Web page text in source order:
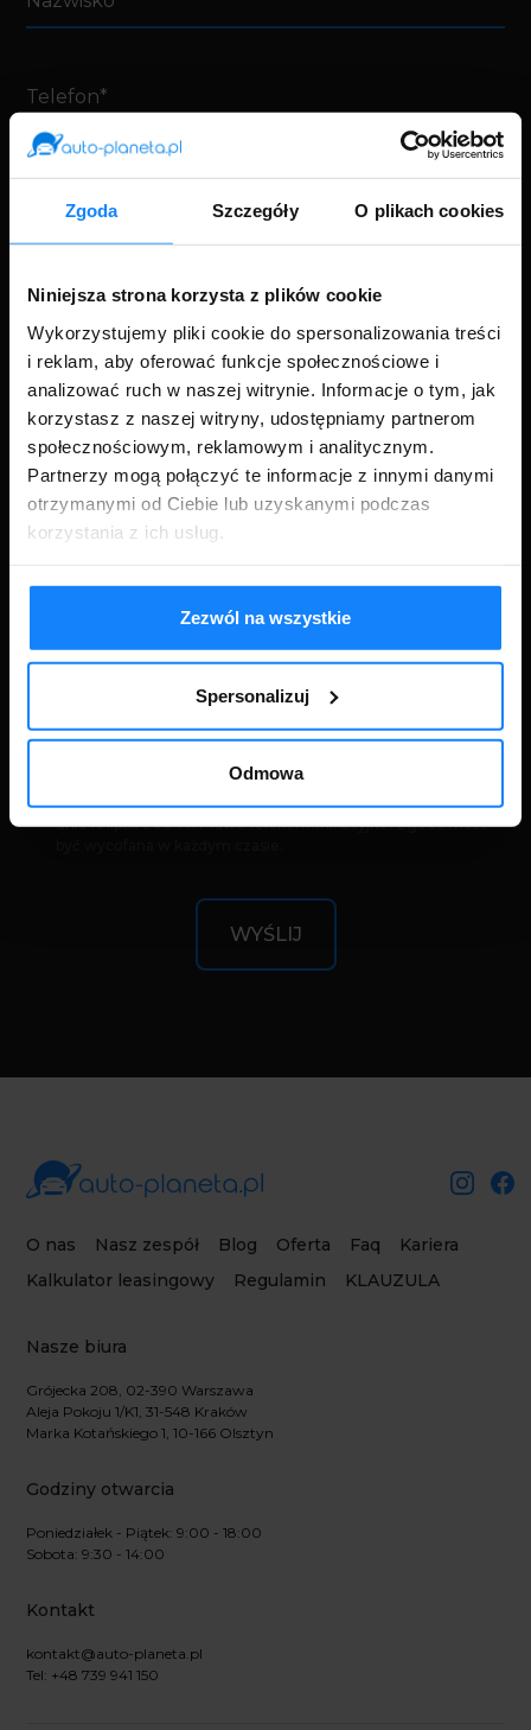
Zgoda Szczegóły O plikach cookies
Niniejsza strona korzysta z plików cookie
Wykorzystujemy pliki cookie do spersonalizowania treści
i reklam, aby oferować funkcje społecznościowe i
analizować ruch w naszej witrynie. Informacje o tym, jak
korzystasz z naszej witryny, udostępniamy partnerom
społecznościowym, reklamowym i analitycznym.
Partnerzy mogą połączyć te informacje z innymi danymi
otrzymanymi od Ciebie lub uzyskanymi podczas
korzystania z ich usług.
Zezwól na wszystkie
Spersonalizuj
Odmowa
Oświadczam, iż zapoznałem się z treścią
wskazany przeze mnie adres e-mail informacji o ofercie
dnia 18 lipca 2002 r. o świadczeniu usług drogą elektroniczną.
Zgoda może być wycofana w każdym czasie.
Wyrażam zgodę na przekazywanie przez auto-planeta.pl na
oferty auto-planeta.pl, w tym przy użyciu automatycznych
systemów wywołujących, zgodnie z regulacjami ustawy z
dnia 16 lipca 2004 r. Prawo telekomunikacyjne. Zgoda może
WYŚLIJ
O nas Nasz zespół Blog Oferta Faq
Kariera
Kalkulator leasingowy
Regulamin KLAUZULA
Nasze biura
Grójecka 208, 02-390 Warszawa
Aleja Pokoju 1/K1, 31-548 Kraków
Marka Kotańskiego 1, 10-166 Olsztyn
Godziny otwarcia
Poniedziałek - Piątek: 9:00 - 18:00
Sobota: 9:30 - 14:00
Kontakt
kontakt@auto-planeta.pl
Tel: +48 739 941 150